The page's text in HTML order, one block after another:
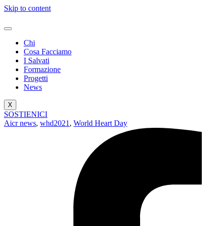
Skip to content
Chi
Cosa Facciamo
I Salvati
Formazione
Progetti
News
X
SOSTIENICI
Aicr news, whd2021 , World Heart Day